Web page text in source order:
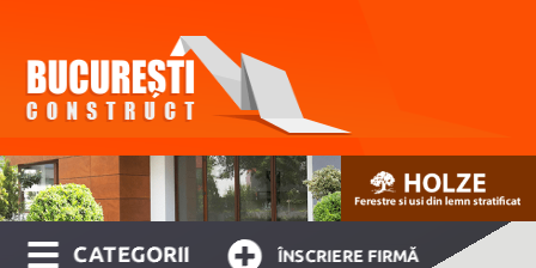
CATEGORII ÎNSCRIERE FIRMĂ